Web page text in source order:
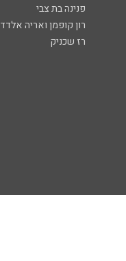
פנינה בת צבי
רון קופמן ואריה אלדד
רז שכניק